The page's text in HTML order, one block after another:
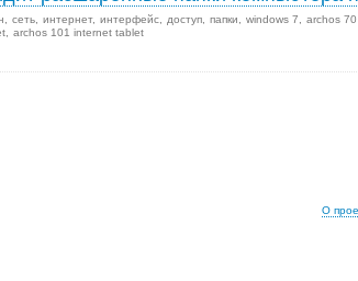
сеть интернет интерфейс доступ папки windows 7 archos
archos 101 internet tablet
О